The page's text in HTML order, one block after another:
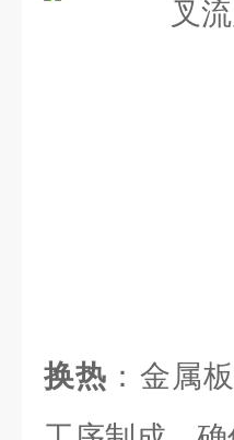
换热 ：金属